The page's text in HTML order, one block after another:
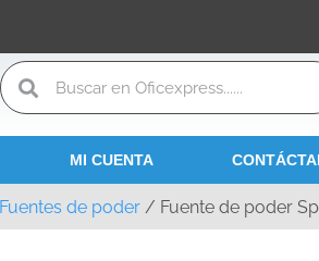
MI CUENTA
Fuentes de poder / Fuente de poder